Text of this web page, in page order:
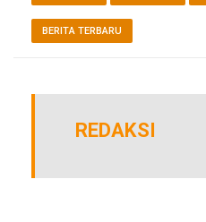
BERITA TERBARU
REDAKSI